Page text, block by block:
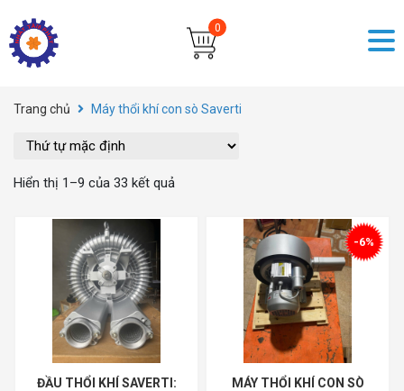
Trang chủ Máy thổi khí con sò Saverti
Hiển thị 1–9 của 33 kết quả
ĐẦU THỔI KHÍ SAVERTI:
MÁY THỔI KHÍ CON SÒ
-6%